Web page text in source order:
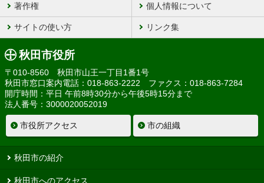
著作権 個人情報について
サイトの使い方 リンク集
秋田市役所
〒010-8560 秋田市山王一丁目1番1号
秋田市窓口案内電話：018-863-2222 ファクス：018-863-7284
開庁時間：平日 午前8時30分から午後5時15分まで
法人番号：3000020052019
市役所アクセス 市の組織
秋田市の紹介
秋田市へのアクセス